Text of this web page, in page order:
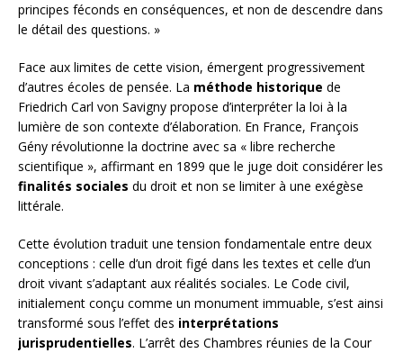
principes féconds en conséquences, et non de descendre dans
le détail des questions. »
Face aux limites de cette vision, émergent progressivement
d’autres écoles de pensée. La méthode historique de
Friedrich Carl von Savigny propose d’interpréter la loi à la
lumière de son contexte d’élaboration. En France, François
Gény révolutionne la doctrine avec sa « libre recherche
scientifique », affirmant en 1899 que le juge doit considérer les
finalités sociales du droit et non se limiter à une exégèse
littérale.
Cette évolution traduit une tension fondamentale entre deux
conceptions : celle d’un droit figé dans les textes et celle d’un
droit vivant s’adaptant aux réalités sociales. Le Code civil,
initialement conçu comme un monument immuable, s’est ainsi
transformé sous l’effet des interprétations
jurisprudentielles. L’arrêt des Chambres réunies de la Cour